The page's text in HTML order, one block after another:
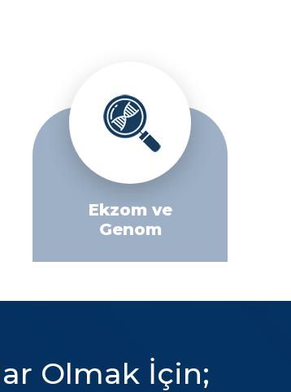
Ekzom ve
Genom
Olmak İçin;